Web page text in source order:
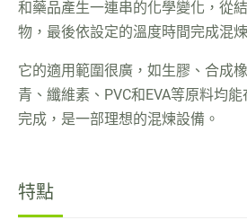
和藥品產生一連串的化學變化，從
物，最後依設定的溫度時間完成混
它的適用範圍很廣，如生膠、合成
青、纖維素、PVC和EVA等原料均
完成，是一部理想的混煉設備。
特點
高性能切膠機
產品應用
電子型錄
聯絡我們